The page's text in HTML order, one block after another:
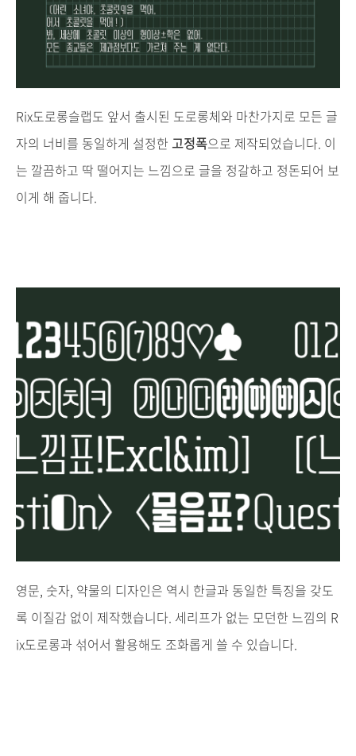
Rix도로롱슬랩도 앞서 출시된 도로롱체와 마찬가지로 모든 글
자의 너비를 동일하게 설정한 고정폭으로 제작되었습니다. 이
는 깔끔하고 딱 떨어지는 느낌으로 글을 정갈하고 정돈되어 보
이게 해 줍니다.
영문, 숫자, 약물의 디자인은 역시 한글과 동일한 특징을 갖도
록 이질감 없이 제작했습니다. 세리프가 없는 모던한 느낌의 R
ix도로롱과 섞어서 활용해도 조화롭게 쓸 수 있습니다.